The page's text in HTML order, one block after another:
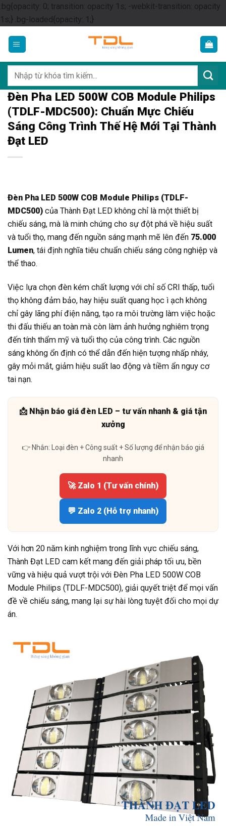
.bg{opacity: 0; transition: opacity 1s; -webkit-transition: opacity
1s;} .bg-loaded{opacity: 1;}Skip
content
kiếm:
Đèn Pha LED 500W COB Module Philips
(TDLF-MDC500): Chuẩn Mực Chiếu
Sáng Công Trình Thế Hệ Mới Tại Thành
Đạt LED
Đèn Pha LED 500W COB Module Philips (TDLF-
MDC500) của Thành Đạt LED không chỉ là một thiết bị
chiếu sáng, mà là minh chứng cho sự đột phá về hiệu suất
và tuổi thọ, mang đến nguồn sáng mạnh mẽ lên đến 75.000
Lumen, tái định nghĩa tiêu chuẩn chiếu sáng công nghiệp và
thể thao.
Việc lựa chọn đèn kém chất lượng với chỉ số CRI thấp, tuổi
thọ không đảm bảo, hay hiệu suất quang học ì ạch không
chỉ gây lãng phí điện năng, tạo ra môi trường làm việc hoặc
thi đấu thiếu an toàn mà còn làm ảnh hưởng nghiêm trọng
đến tính thẩm mỹ và tuổi thọ của công trình. Các nguồn
sáng không ổn định có thể dẫn đến hiện tượng nhấp nháy,
gây mỏi mắt, giảm hiệu suất lao động và tiềm ẩn nguy cơ
tai nạn.
📩 Nhận báo giá đèn LED – tư vấn nhanh & giá tận
xưởng
👉 Nhắn: Loại đèn + Công suất + Số lượng để nhận báo giá
nhanh
🚀 Zalo 1 (Tư vấn chính)
💬 Zalo 2 (Hỗ trợ nhanh)
Với hơn 20 năm kinh nghiệm trong lĩnh vực chiếu sáng,
Thành Đạt LED cam kết mang đến giải pháp tối ưu, bền
vững và hiệu quả vượt trội với Đèn Pha LED 500W COB
Module Philips (TDLF-MDC500), giải quyết triệt để mọi vấn
đề về chiếu sáng, mang lại sự hài lòng tuyệt đối cho mọi dự
án.